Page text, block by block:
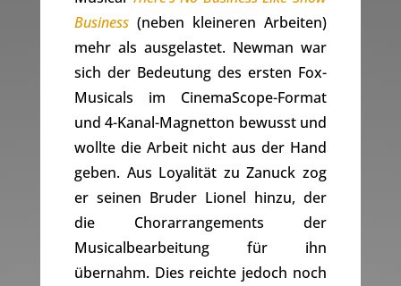
Business(neben kleineren Arbeiten)
mehr als ausgelastet. Newman war
sich der Bedeutung des ersten Fox-
Musicals im CinemaScope-Format
und 4-Kanal-Magnetton bewusst und
wollte die Arbeit nicht aus der Hand
geben. Aus Loyalität zu Zanuck zog
er seinen Bruder Lionel hinzu, der
die Chorarrangements der
Musicalbearbeitung für ihn
übernahm. Dies reichte jedoch noch